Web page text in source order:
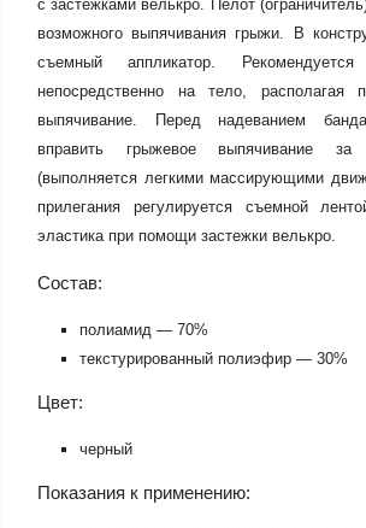
с застежками велькро. Пелот
возможного выпячивания грыжи. В
съемный аппликатор.
непосредственно на тело, располагая
выпячивание. Перед надеванием
вправить грыжевое выпячивание
(выполняется легкими массирующими
прилегания регулируется съемной
эластика при помощи застежки велькро.
Состав:
полиамид — 70%
текстурированный полиэфир — 30%
Цвет:
черный
Показания к применению: